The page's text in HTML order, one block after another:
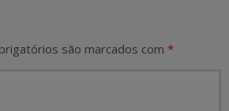
são marcados com *